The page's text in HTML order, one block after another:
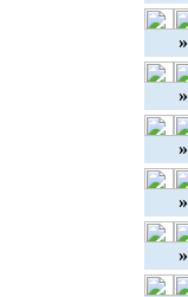
»
»
»
»
»